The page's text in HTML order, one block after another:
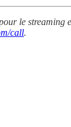
le
call.